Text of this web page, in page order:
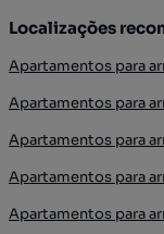
Localizações
Apartamentos para
Apartamentos para
Apartamentos para
Apartamentos para
Apartamentos para